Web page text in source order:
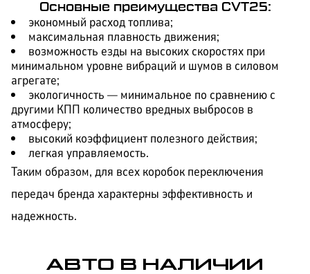
Основные преимущества CVT25:
экономный расход топлива;
максимальная плавность движения;
возможность езды на высоких скоростях при
минимальном уровне вибраций и шумов в силовом
агрегате;
экологичность — минимальное по сравнению с
другими КПП количество вредных выбросов в
атмосферу;
высокий коэффициент полезного действия;
легкая управляемость.
Таким образом, для всех коробок переключения
передач бренда характерны эффективность и
надежность.
АВТО В НАЛИЧИИ